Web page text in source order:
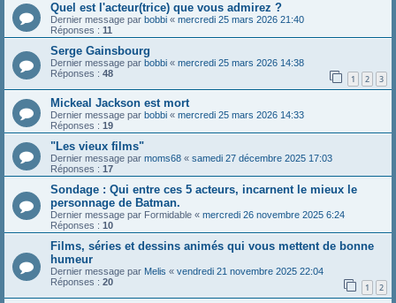
Quel est l'acteur(trice) que vous admirez ?
Dernier message par bobbi « mercredi 25 mars 2026 21:40
Réponses : 11
Serge Gainsbourg
Dernier message par bobbi « mercredi 25 mars 2026 14:38
Réponses : 48 1 2 3
Mickeal Jackson est mort
Dernier message par bobbi « mercredi 25 mars 2026 14:33
Réponses : 19
"Les vieux films"
Dernier message par moms68 « samedi 27 décembre 2025 17:03
Réponses : 17
Sondage : Qui entre ces 5 acteurs, incarnent le mieux le
personnage de Batman.
Dernier message par Formidable « mercredi 26 novembre 2025 6:24
Réponses : 10
Films, séries et dessins animés qui vous mettent de bonne
humeur
Dernier message par Melis « vendredi 21 novembre 2025 22:04
Réponses : 20 1 2